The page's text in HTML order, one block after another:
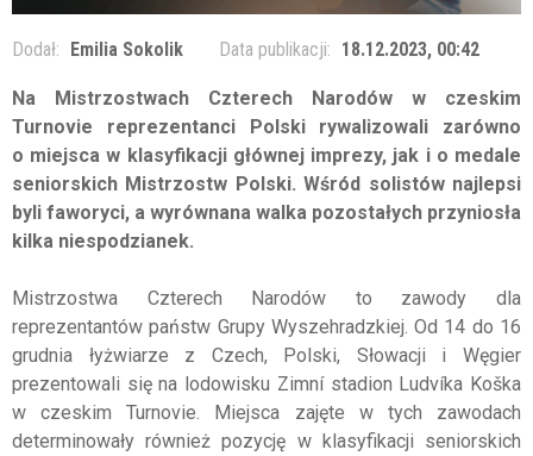
Dodał: Emilia Sokolik Data publikacji: 18.12.2023, 00:42
Na Mistrzostwach Czterech Narodów w czeskim
Turnovie reprezentanci Polski rywalizowali zarówno
o miejsca w klasyfikacji głównej imprezy, jak i o medale
seniorskich Mistrzostw Polski. Wśród solistów najlepsi
byli faworyci, a wyrównana walka pozostałych przyniosła
kilka niespodzianek.
Mistrzostwa Czterech Narodów to zawody dla
reprezentantów państw Grupy Wyszehradzkiej. Od 14 do 16
grudnia łyżwiarze z Czech, Polski, Słowacji i Węgier
prezentowali się na lodowisku Zimní stadion Ludvíka Koška
w czeskim Turnovie. Miejsca zajęte w tych zawodach
determinowały również pozycję w klasyfikacji seniorskich